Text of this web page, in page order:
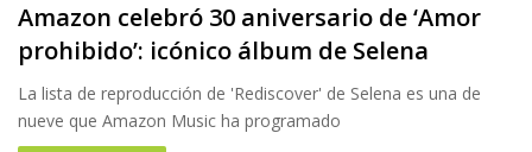
Amazon celebró 30 aniversario de ‘Amor
prohibido’: icónico álbum de Selena
La lista de reproducción de 'Rediscover' de Selena es una de
nueve que Amazon Music ha programado